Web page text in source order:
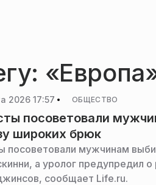
2026 17:57 ОБЩЕСТВО
посоветовали
широких брюк
посоветовали мужчинам
а уролог предупредил
сообщает Life.ru.